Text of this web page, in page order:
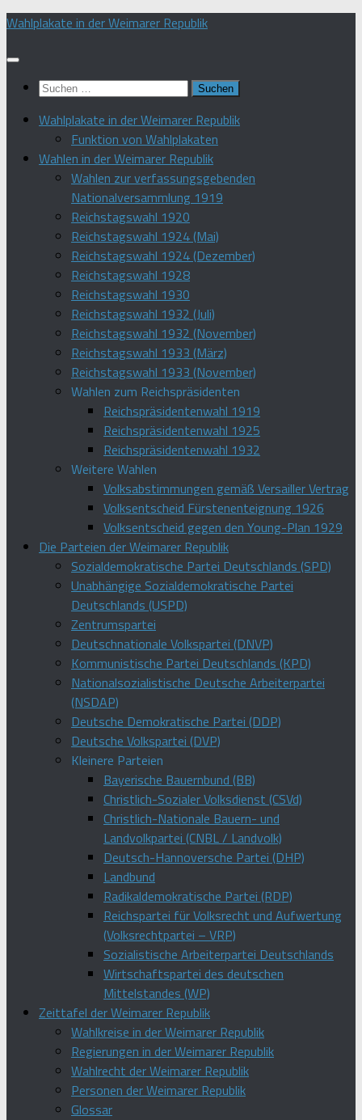
Zum
springen
Wahlplakate in der Weimarer Republik
Suchen
Wahlplakate in der Weimarer Republik
Funktion von Wahlplakaten
Wahlen in der Weimarer Republik
Wahlen zur verfassungsgebenden
Nationalversammlung 1919
Reichstagswahl 1920
Reichstagswahl 1924 (Mai)
Reichstagswahl 1924 (Dezember)
Reichstagswahl 1928
Reichstagswahl 1930
Reichstagswahl 1932 (Juli)
Reichstagswahl 1932 (November)
Reichstagswahl 1933 (März)
Reichstagswahl 1933 (November)
Wahlen zum Reichspräsidenten
Reichspräsidentenwahl 1919
Reichspräsidentenwahl 1925
Reichspräsidentenwahl 1932
Weitere Wahlen
Volksabstimmungen gemäß Versailler Vertrag
Volksentscheid Fürstenenteignung 1926
Volksentscheid gegen den Young-Plan 1929
Die Parteien der Weimarer Republik
Sozialdemokratische Partei Deutschlands (SPD)
Unabhängige Sozialdemokratische Partei
Deutschlands (USPD)
Zentrumspartei
Deutschnationale Volkspartei (DNVP)
Kommunistische Partei Deutschlands (KPD)
Nationalsozialistische Deutsche Arbeiterpartei
(NSDAP)
Deutsche Demokratische Partei (DDP)
Deutsche Volkspartei (DVP)
Kleinere Parteien
Bayerische Bauernbund (BB)
Christlich-Sozialer Volksdienst (CSVd)
Christlich-Nationale Bauern- und
Landvolkpartei (CNBL / Landvolk)
Deutsch-Hannoversche Partei (DHP)
Landbund
Radikaldemokratische Partei (RDP)
Reichspartei für Volksrecht und Aufwertung
(Volksrechtpartei – VRP)
Sozialistische Arbeiterpartei Deutschlands
Wirtschaftspartei des deutschen
Mittelstandes (WP)
Zeittafel der Weimarer Republik
Wahlkreise in der Weimarer Republik
Regierungen in der Weimarer Republik
Wahlrecht der Weimarer Republik
Personen der Weimarer Republik
Glossar